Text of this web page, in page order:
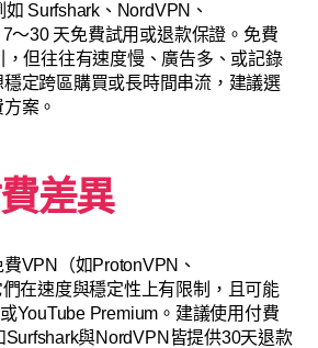
Surfshark、NordVPN、
～30 天免費試用或退款保證。免費
但往往有速度慢、廣告多、或記錄
定跨區購買或長時間串流，建議選
案。
差異
VPN（如ProtonVPN、
在速度與穩定性上有限制，且可能
YouTube Premium。建議使用付費
與NordVPN皆提供30天退款